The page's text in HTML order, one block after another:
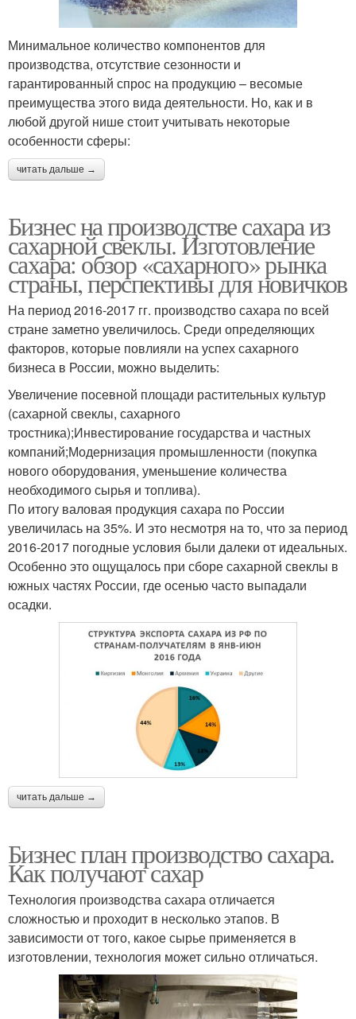
Минимальное количество компонентов для
производства, отсутствие сезонности и
гарантированный спрос на продукцию – весомые
преимущества этого вида деятельности. Но, как и в
любой другой нише стоит учитывать некоторые
особенности сферы:
читать дальше →
Бизнес на производстве сахара из
сахарной свеклы. Изготовление
сахара: обзор «сахарного» рынка
страны, перспективы для новичков
На период 2016-2017 гг. производство сахара по всей
стране заметно увеличилось. Среди определяющих
факторов, которые повлияли на успех сахарного
бизнеса в России, можно выделить:
Увеличение посевной площади растительных культур
(сахарной свеклы, сахарного
тростника);Инвестирование государства и частных
компаний;Модернизация промышленности (покупка
нового оборудования, уменьшение количества
необходимого сырья и топлива).
По итогу валовая продукция сахара по России
увеличилась на 35%. И это несмотря на то, что за период
2016-2017 погодные условия были далеки от идеальных.
Особенно это ощущалось при сборе сахарной свеклы в
южных частях России, где осенью часто выпадали
осадки.
читать дальше →
Бизнес план производство сахара.
Как получают сахар
Технология производства сахара отличается
сложностью и проходит в несколько этапов. В
зависимости от того, какое сырье применяется в
изготовлении, технология может сильно отличаться.